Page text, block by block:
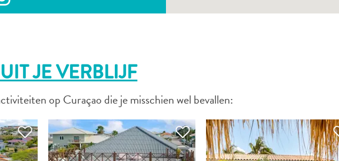
X
E-MAIL
LINK KOPIËREN
JE VERBLIJF
op Curaçao die je misschien wel bevallen:
LINK KOPIËREN